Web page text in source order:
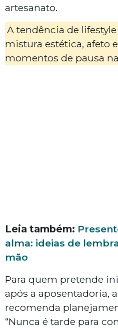
artesanato.
A tendência de lifestyle
mistura estética, afeto
momentos de pausa
Leia também:
alma: ideias de
mão
Para quem pretende
após a aposentadoria,
recomenda
“Nunca é tarde para